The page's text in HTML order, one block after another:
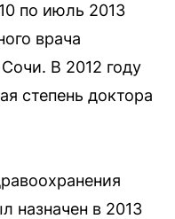
по июль 2013
врача
В 2012 году
степень доктора
назначен в 2013